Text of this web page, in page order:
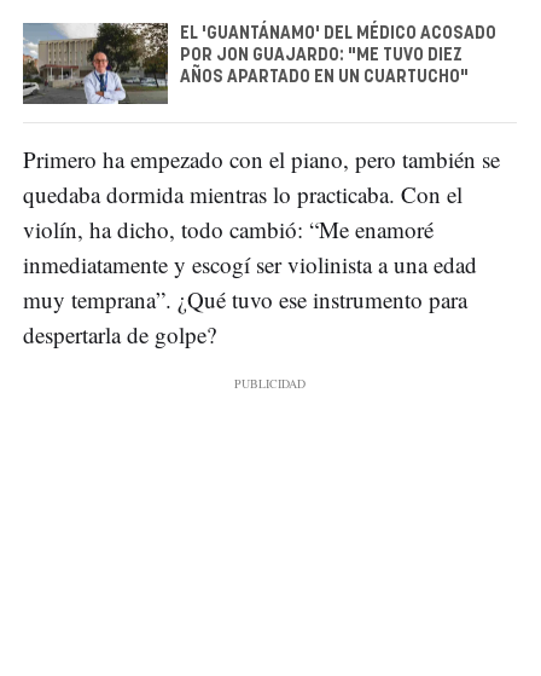
EL 'GUANTÁNAMO' DEL MÉDICO ACOSADO
POR JON GUAJARDO: "ME TUVO DIEZ
AÑOS APARTADO EN UN CUARTUCHO"
Primero ha empezado con el piano, pero también se
quedaba dormida mientras lo practicaba. Con el
violín, ha dicho, todo cambió: “Me enamoré
inmediatamente y escogí ser violinista a una edad
muy temprana”. ¿Qué tuvo ese instrumento para
despertarla de golpe?